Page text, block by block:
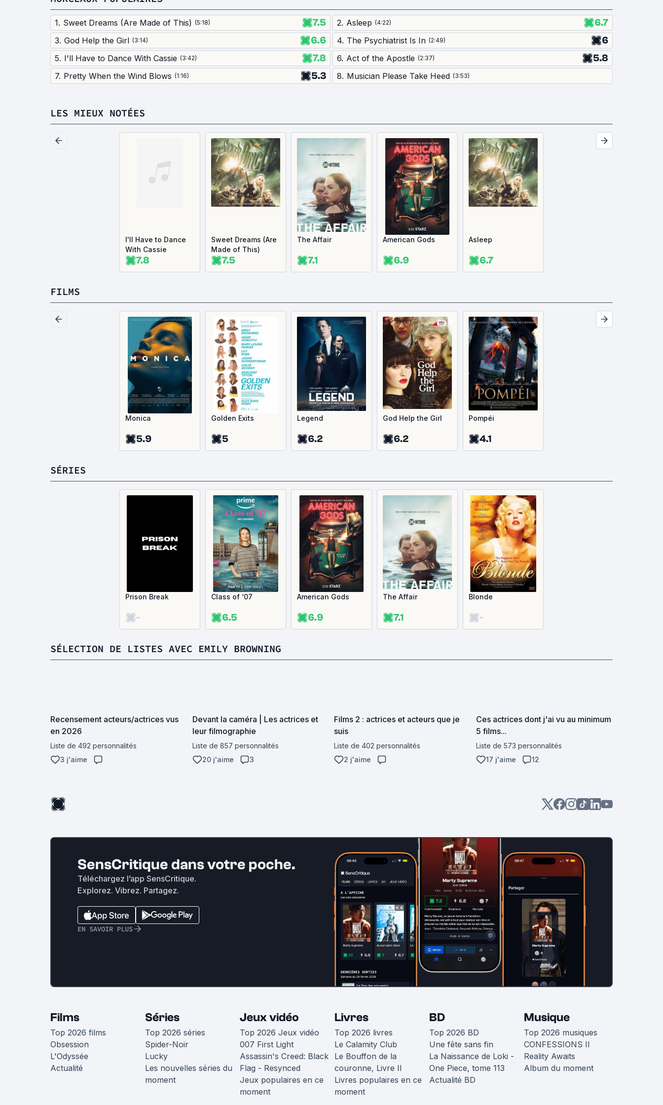
1. Sweet Dreams (Are Made of This) (5:18) 7.5 2. Asleep (4:22) 6.7
3. God Help the Girl (3:14) 6.6 4. The Psychiatrist Is In (2:49) 6
5. I'll Have to Dance With Cassie (3:42) 7.8 6. Act of the Apostle (2:37) 5.8
7. Pretty When the Wind Blows (1:16) 5.3 8. Musician Please Take Heed (3:53)
LES MIEUX NOTÉES
I'll Have to Dance
With Cassie
7.8
Sweet Dreams (Are
Made of This)
7.5
The Affair
7.1
American Gods
6.9
Asleep
6.7
FILMS
Monica
5.9
Golden Exits
5
Legend
6.2
God Help the Girl
6.2
Pompéi
4.1
SÉRIES
Prison Break
-
Class of ‘07
6.5
American Gods
6.9
The Affair
7.1
Blonde
-
SÉLECTION DE LISTES AVEC EMILY BROWNING
Recensement acteurs/actrices vus
en 2026
Liste de 492 personnalités
3 j'aime
Devant la caméra | Les actrices et
leur filmographie
Liste de 857 personnalités
20 j'aime
3
Films 2 : actrices et acteurs que je
suis
Liste de 402 personnalités
2 j'aime
Ces actrices dont j'ai vu au minimum
5 films...
Liste de 573 personnalités
17 j'aime
12
SensCritique dans votre poche.
Téléchargez l’app SensCritique.
Explorez. Vibrez. Partagez.
EN SAVOIR PLUS
Films
Top 2026 films
Obsession
L'Odyssée
Actualité
Séries
Top 2026 séries
Spider-Noir
Lucky
Les nouvelles séries du
moment
Jeux vidéo
Top 2026 Jeux vidéo
007 First Light
Assassin's Creed: Black
Flag - Resynced
Jeux populaires en ce
moment
Livres
Top 2026 livres
Le Calamity Club
Le Bouffon de la
couronne, Livre II
Livres populaires en ce
moment
BD
Top 2026 BD
Une fête sans fin
La Naissance de Loki -
One Piece, tome 113
Actualité BD
Musique
Top 2026 musiques
CONFESSIONS II
Reality Awaits
Album du moment